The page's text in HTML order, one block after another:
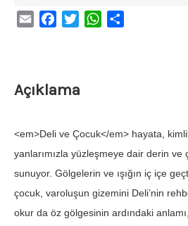
Email FacebookTwitterWhatsApp
Açıklama
<em>Deli ve Çocuk</em> hayata,
yanlarımızla yüzleşmeye dair derin ve
sunuyor. Gölgelerin ve ışığın iç içe
çocuk, varoluşun gizemini Deli’nin
okur da öz gölgesinin ardındaki